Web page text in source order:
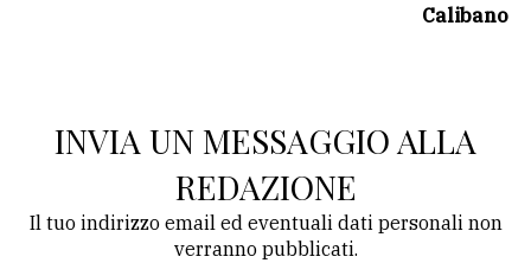
Calibano
INVIA UN MESSAGGIO ALLA
REDAZIONE
Il tuo indirizzo email ed eventuali dati personali non
verranno pubblicati.